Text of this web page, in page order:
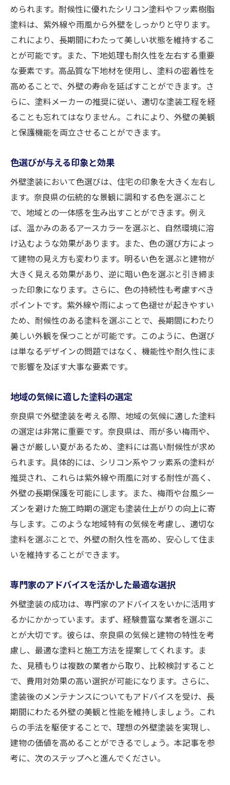
められます。耐候性に優れたシリコン塗料やフッ素樹脂
塗料は、紫外線や雨風から外壁をしっかりと守ります。
これにより、長期間にわたって美しい状態を維持するこ
とが可能です。また、下地処理も耐久性を左右する重要
な要素です。高品質な下地材を使用し、塗料の密着性を
高めることで、外壁の寿命を延ばすことができます。さ
らに、塗料メーカーの推奨に従い、適切な塗装工程を経
ることも忘れてはなりません。これにより、外壁の美観
と保護機能を両立させることができます。
色選びが与える印象と効果
外壁塗装において色選びは、住宅の印象を大きく左右し
ます。奈良県の伝統的な景観に調和する色を選ぶこと
で、地域との一体感を生み出すことができます。例え
ば、温かみのあるアースカラーを選ぶと、自然環境に溶
け込むような効果があります。また、色の選び方によっ
て建物の見え方も変わります。明るい色を選ぶと建物が
大きく見える効果があり、逆に暗い色を選ぶと引き締ま
った印象になります。さらに、色の持続性も考慮すべき
ポイントです。紫外線や雨によって色褪せが起きやすい
ため、耐候性のある塗料を選ぶことで、長期間にわたり
美しい外観を保つことが可能です。このように、色選び
は単なるデザインの問題ではなく、機能性や耐久性にま
で影響を及ぼす大事な要素です。
地域の気候に適した塗料の選定
奈良県で外壁塗装を考える際、地域の気候に適した塗料
の選定は非常に重要です。奈良県は、雨が多い梅雨や、
暑さが厳しい夏があるため、塗料には高い耐候性が求め
られます。具体的には、シリコン系やフッ素系の塗料が
推奨され、これらは紫外線や雨風に対する耐性が高く、
外壁の長期保護を可能にします。また、梅雨や台風シー
ズンを避けた施工時期の選定も塗装仕上がりの向上に寄
与します。このような地域特有の気候を考慮し、適切な
塗料を選ぶことで、外壁の耐久性を高め、安心して住ま
いを維持することができます。
専門家のアドバイスを活かした最適な選択
外壁塗装の成功は、専門家のアドバイスをいかに活用す
るかにかかっています。まず、経験豊富な業者を選ぶこ
とが大切です。彼らは、奈良県の気候と建物の特性を考
慮し、最適な塗料と施工方法を提案してくれます。ま
た、見積もりは複数の業者から取り、比較検討すること
で、費用対効果の高い選択が可能になります。さらに、
塗装後のメンテナンスについてもアドバイスを受け、長
期間にわたる外壁の美観と性能を維持しましょう。これ
らの手法を駆使することで、理想の外壁塗装を実現し、
建物の価値を高めることができるでしょう。本記事を参
考に、次のステップへと進んでください。